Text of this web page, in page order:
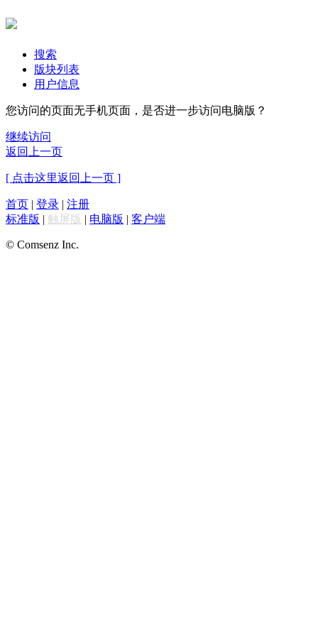
搜索
版块列表
用户信息
您访问的页面无手机页面，是否进一步访问电脑版？
继续访问
返回上一页
[ 点击这里返回上一页 ]
首页 | 登录 | 注册
标准版 | 触屏版 | 电脑版 | 客户端
© Comsenz Inc.